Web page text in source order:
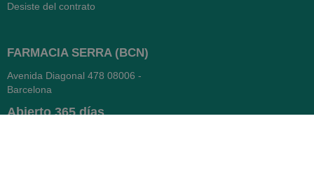
Desiste del contrato
FARMACIA SERRA (BCN)
Avenida Diagonal 478 08006 -
Barcelona
Abierto 365 días